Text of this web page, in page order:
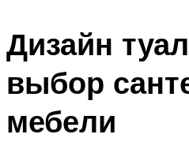
Дизайн
выбор
мебели